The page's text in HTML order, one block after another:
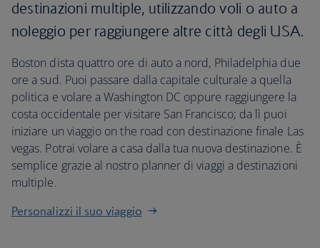
destinazioni multiple, utilizzando voli o auto a
noleggio per raggiungere altre città degli USA.
Boston dista quattro ore di auto a nord, Philadelphia due
ore a sud. Puoi passare dalla capitale culturale a quella
politica e volare a Washington DC oppure raggiungere la
costa occidentale per visitare San Francisco; da lì puoi
iniziare un viaggio on the road con destinazione finale Las
vegas. Potrai volare a casa dalla tua nuova destinazione. È
semplice grazie al nostro planner di viaggi a destinazioni
multiple.
Personalizzi il suo viaggio